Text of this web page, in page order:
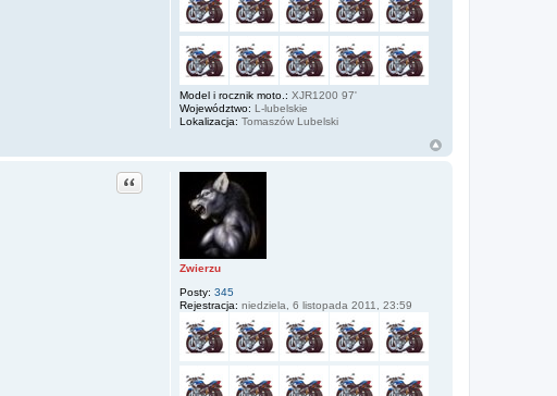
Model i rocznik moto.: XJR1200 97'
Województwo: L-lubelskie
Lokalizacja: Tomaszów Lubelski
Zwierzu
Posty: 345
Rejestracja: niedziela, 6 listopada 2011, 23:59
Cytuj